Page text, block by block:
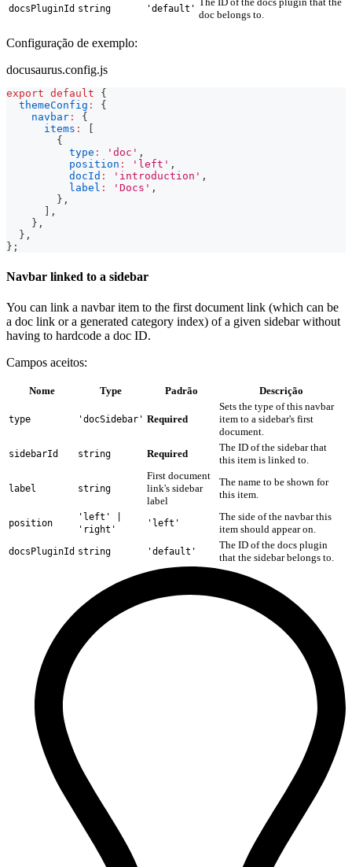
docsPluginId string 'default' doc belongs to.
Configuração de exemplo:
docusaurus.config.js
export default
{
themeConfig :
{
navbar :
{
items :
{
type : 'doc' ,
position : 'left' ,
docId : 'introduction' ,
label : 'Docs' ,
} ,
,
} ,
} ,
} ;
Navbar linked to a sidebar
You can link a navbar item to the first document link (which can be
a doc link or a generated category index) of a given sidebar without
having to hardcode a doc ID.
Campos aceitos:
Nome Type Padrão Descrição
type 'docSidebar' Required
Sets the type of this navbar
item to a sidebar's first
document.
sidebarId string Required
The ID of the sidebar that
this item is linked to.
label string
First document
link's sidebar
label
The name to be shown for
this item.
position
'left' |
'right'
'left'
The side of the navbar this
item should appear on.
docsPluginId string 'default'
The ID of the docs plugin
that the sidebar belongs to.